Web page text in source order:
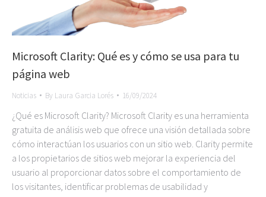
Microsoft Clarity: Qué es y cómo se usa para tu
página web
Noticias By Laura Garcia Lorés 16/09/2024
¿Qué es Microsoft Clarity? Microsoft Clarity es una herramienta
gratuita de análisis web que ofrece una visión detallada sobre
cómo interactúan los usuarios con un sitio web. Clarity permite
a los propietarios de sitios web mejorar la experiencia del
usuario al proporcionar datos sobre el comportamiento de
los visitantes, identificar problemas de usabilidad y